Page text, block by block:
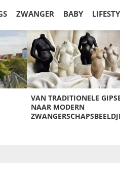
ZWANGER BABY
VAN TRADITIONELE
NAAR MODERN